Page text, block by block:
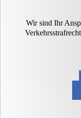
Wir sind Ihr